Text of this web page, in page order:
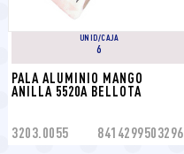
UNID/CAJA
6
PALA ALUMINIO MANGO
ANILLA 5520A BELLOTA
3203.0055 8414299503296